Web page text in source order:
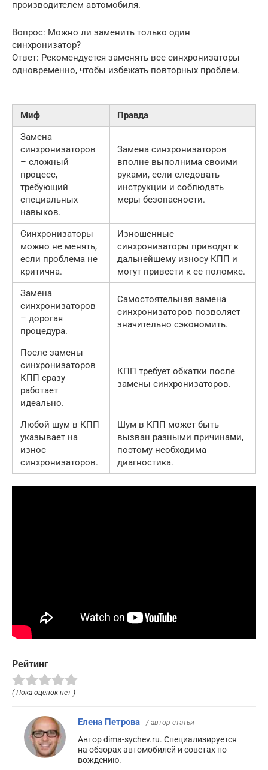
производителем автомобиля.
Вопрос: Можно ли заменить только один
синхронизатор?
Ответ: Рекомендуется заменять все синхронизаторы
одновременно, чтобы избежать повторных проблем.
Миф
Правда
Замена
синхронизаторов
– сложный
процесс,
требующий
специальных
навыков.
Замена синхронизаторов
вполне выполнима своими
руками, если следовать
инструкции и соблюдать
меры безопасности.
Синхронизаторы
можно не менять,
если проблема не
критична.
Изношенные
синхронизаторы приводят к
дальнейшему износу КПП и
могут привести к ее поломке.
Замена
синхронизаторов
– дорогая
процедура.
Самостоятельная замена
синхронизаторов позволяет
значительно сэкономить.
После замены
синхронизаторов
КПП сразу
работает
идеально.
КПП требует обкатки после
замены синхронизаторов.
Любой шум в КПП
указывает на
износ
синхронизаторов.
Шум в КПП может быть
вызван разными причинами,
поэтому необходима
диагностика.
Рейтинг
( Пока оценок нет )
Елена Петрова / автор статьи
Автор dima-sychev.ru. Специализируется
на обзорах автомобилей и советах по
вождению.